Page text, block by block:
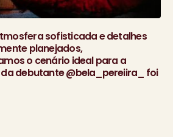
sofisticada e detalhes
planejados,
o cenário ideal para a
debutante @bela_pereiira_ foi